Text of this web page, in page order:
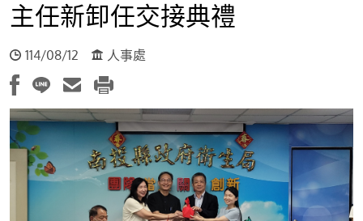
主任新卸任交接典禮
114/08/12 人事處